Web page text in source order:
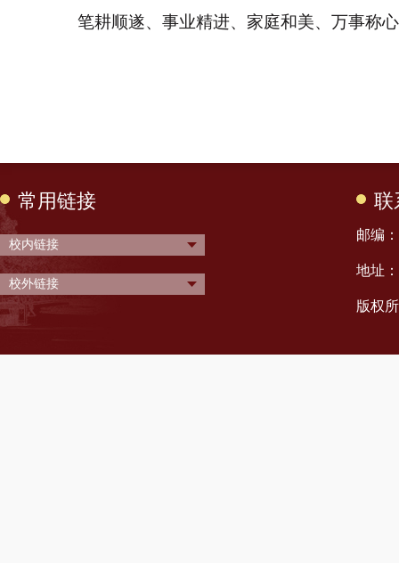
笔耕顺遂、事业精进、家庭和美、万事称
常用链接
校内链接
校外链接
联
邮编
地址
版权